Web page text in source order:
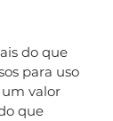
do que
para uso
valor
que